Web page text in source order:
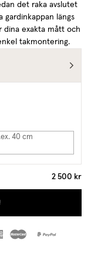
det raka avslutet
gardinkappan längs
dina exakta mått och
takmontering.
40 cm
2 500 kr